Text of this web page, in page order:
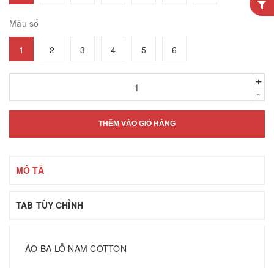
Mẫu số
1 2 3 4 5 6
+
-
THÊM VÀO GIỎ HÀNG
MÔ TẢ
TAB TÙY CHỈNH
ÁO BA LỖ NAM COTTON